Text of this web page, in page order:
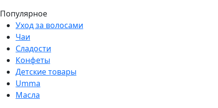
Популярное
Уход за волосами
Чаи
Сладости
Конфеты
Детские товары
Umma
Масла